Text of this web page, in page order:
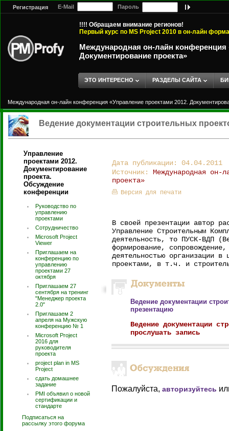
Регистрация E-Mail Пароль
!!!! Обращаем внимание регионов!
Первый курс по MS Project 2010 в он-лайн
Международная он-лайн конференция
Документирование проекта»
ЭТО ИНТЕРЕСНО РАЗДЕЛЫ САЙТА
Международная он-лайн конференция «Управление проектами 2012.
Ведение документации строительных
Управление
проектами 2012.
Документирование
проекта.
Обсуждение
конференции
Руководство по
управлению
проектами
Сотрудничество
Microsoft Project
Viewer
Приглашаем на
конференцию по
управлению
проектами 27
октября
Приглашаем 27
сентября на тренинг
"Менеджер проекта
2.0"
Приглашаем 2
апреля на Мужскую
конференцию № 1
Microsoft Project
2016 для
руководителя
проекта
project plan in MS
Project
сдать домашнее
задание
PMI объявил о новой
сертификации и
стандарте
Подписаться на
рассылку этого форума
Дата публикации: 04.04.2011
Источник: Международная он-
проекта»
Версия для печати
В своей презентации автор
Управление Строительным
деятельность, то ПУСК-ВДП
формирование,
деятельностью организации
проектами, в т.ч. и
Ведение документации
презентацию
Ведение документации
прослушать запись
Пожалуйста, авторизуйтесь